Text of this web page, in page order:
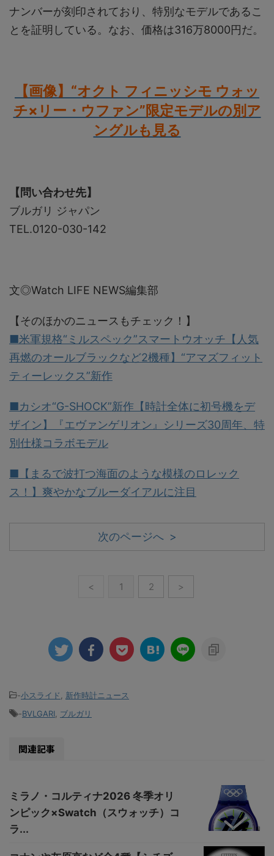
ナンバーが刻印されており、特別なモデルであるこ
とを証明している。なお、価格は316万8000円だ。
【画像】“オクト フィニッシモ ウォッ
チ×リー・ウファン”限定モデルの別ア
ングルも見る
【問い合わせ先】
ブルガリ ジャパン
TEL.0120-030-142
文◎Watch LIFE NEWS編集部
【そのほかのニュースもチェック！】
■米軍規格“ミルスペック”スマートウオッチ【人気
再燃のオールブラックなど2機種】“アマズフィット
ティーレックス”新作
■カシオ“G-SHOCK”新作【時計全体に初号機をデ
ザイン】『エヴァンゲリオン』シリーズ30周年、特
別仕様コラボモデル
■【まるで波打つ海面のような模様のロレック
ス！】爽やかなブルーダイアルに注目
次のページへ >
< 1 2 >
-小スライド
新作時計ニュース
-BVLGARI ブルガリ
関連記事
ミラノ・コルティナ2026 冬季オリ
ンピック×Swatch（スウォッチ）コ
ラ...